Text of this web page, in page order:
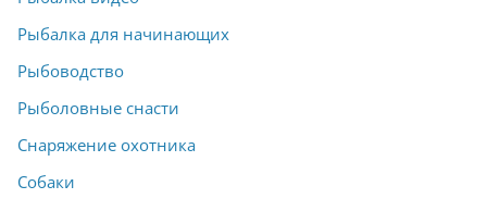
Рыбалка для начинающих
Рыбоводство
Рыболовные снасти
Снаряжение охотника
Собаки